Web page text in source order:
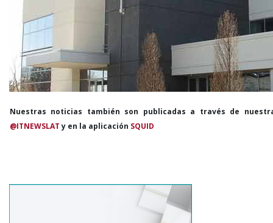
Nuestras noticias también son publicadas a través de
@ITNEWSLATy en la aplicación SQUID